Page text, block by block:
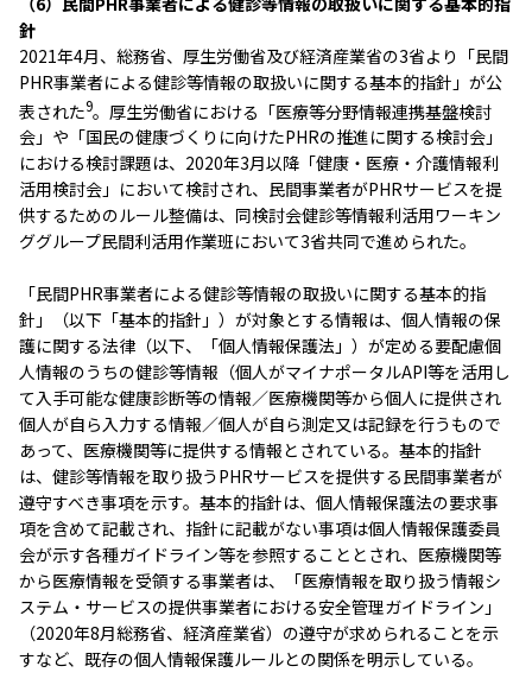
針
2021年4月、総務省、厚生労働省及び経済産業省の3省より「民間
PHR事業者による健診等情報の取扱いに関する基本的指針」が公
表された9。厚生労働省における「医療等分野情報連携基盤検討
会」や「国民の健康づくりに向けたPHRの推進に関する検討会」
における検討課題は、2020年3月以降「健康・医療・介護情報利
活用検討会」において検討され、民間事業者がPHRサービスを提
供するためのルール整備は、同検討会健診等情報利活用ワーキン
ググループ民間利活用作業班において3省共同で進められた。
「民間PHR事業者による健診等情報の取扱いに関する基本的指
針」（以下「基本的指針」）が対象とする情報は、個人情報の保
護に関する法律（以下、「個人情報保護法」）が定める要配慮個
人情報のうちの健診等情報（個人がマイナポータルAPI等を活用し
て入手可能な健康診断等の情報／医療機関等から個人に提供され
個人が自ら入力する情報／個人が自ら測定又は記録を行うもので
あって、医療機関等に提供する情報とされている。基本的指針
は、健診等情報を取り扱うPHRサービスを提供する民間事業者が
遵守すべき事項を示す。基本的指針は、個人情報保護法の要求事
項を含めて記載され、指針に記載がない事項は個人情報保護委員
会が示す各種ガイドライン等を参照することとされ、医療機関等
から医療情報を受領する事業者は、「医療情報を取り扱う情報シ
ステム・サービスの提供事業者における安全管理ガイドライン」
（2020年8月総務省、経済産業省）の遵守が求められることを示
すなど、既存の個人情報保護ルールとの関係を明示している。